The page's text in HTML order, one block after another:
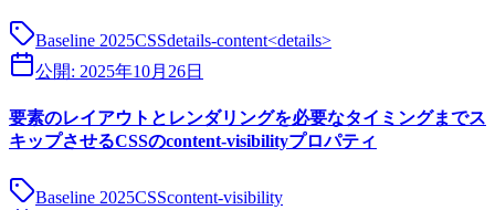
Baseline 2025CSSdetails-content<details>
公開: 2025年10月26日
要素のレイアウトとレンダリングを必要なタイミングまでス
キップさせるCSSのcontent-visibilityプロパティ
Baseline 2025CSScontent-visibility